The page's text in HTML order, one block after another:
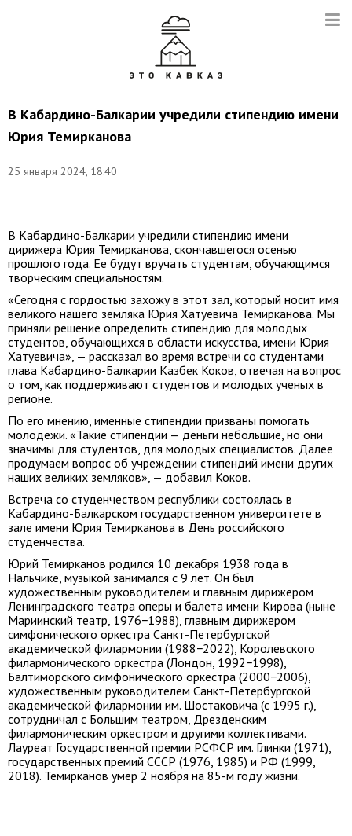
В Кабардино-Балкарии учредили стипендию имени
Юрия Темирканова
25 января 2024, 18:40
В Кабардино-Балкарии учредили стипендию имени
дирижера Юрия Темирканова, скончавшегося осенью
прошлого года. Ее будут вручать студентам, обучающимся
творческим специальностям.
«Сегодня с гордостью захожу в этот зал, который носит имя
великого нашего земляка Юрия Хатуевича Темирканова. Мы
приняли решение определить стипендию для молодых
студентов, обучающихся в области искусства, имени Юрия
Хатуевича», — рассказал во время встречи со студентами
глава Кабардино-Балкарии Казбек Коков, отвечая на вопрос
о том, как поддерживают студентов и молодых ученых в
регионе.
По его мнению, именные стипендии призваны помогать
молодежи. «Такие стипендии — деньги небольшие, но они
значимы для студентов, для молодых специалистов. Далее
продумаем вопрос об учреждении стипендий имени других
наших великих земляков», — добавил Коков.
Встреча со студенчеством республики состоялась в
Кабардино-Балкарском государственном университете в
зале имени Юрия Темирканова в День российского
студенчества.
Юрий Темирканов родился 10 декабря 1938 года в
Нальчике, музыкой занимался с 9 лет. Он был
художественным руководителем и главным дирижером
Ленинградского театра оперы и балета имени Кирова (ныне
Мариинский театр, 1976−1988), главным дирижером
симфонического оркестра Санкт-Петербургской
академической филармонии (1988−2022), Королевского
филармонического оркестра (Лондон, 1992−1998),
Балтиморского симфонического оркестра (2000−2006),
художественным руководителем Санкт-Петербургской
академической филармонии им. Шостаковича (с 1995 г.),
сотрудничал с Большим театром, Дрезденским
филармоническим оркестром и другими коллективами.
Лауреат Государственной премии РСФСР им. Глинки (1971),
государственных премий СССР (1976, 1985) и РФ (1999,
2018). Темирканов умер 2 ноября на 85-м году жизни.